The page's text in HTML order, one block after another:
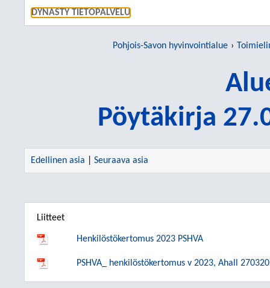
DYNASTY TIETOPALVELU
Pohjois-Savon hyvinvointialue
Pöytäkirja
Edellinen asia Seuraava asia
Liitteet
Henkilöstökertomus 2023 PSHVA
PSHVA_ henkilöstökertomus v 2023, Ahall